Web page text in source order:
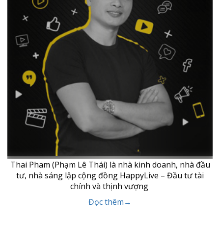
Thai Pham (Phạm Lê Thái) là nhà kinh doanh, nhà đầu
tư, nhà sáng lập cộng đồng HappyLive – Đầu tư tài
chính và thịnh vượng
Đọc thêm→